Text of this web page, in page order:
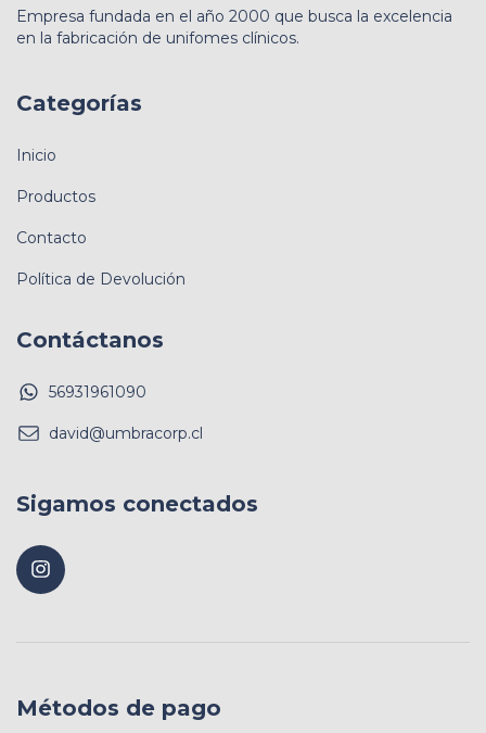
Empresa fundada en el año 2000 que busca la excelencia
en la fabricación de unifomes clínicos.
Categorías
Inicio
Productos
Contacto
Política de Devolución
Contáctanos
56931961090
david@umbracorp.cl
Sigamos conectados
Métodos de pago